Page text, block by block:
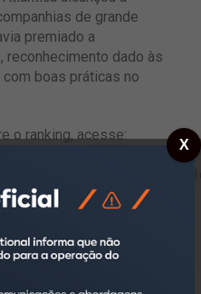
de grande
premiado a
reconhecimento dado às
boas práticas no
o ranking, acesse:
Hospitality International,
X